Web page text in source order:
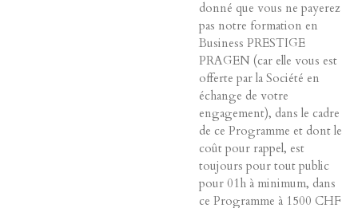
donné que vous ne payerez
pas notre formation en
Business PRESTIGE
PRAGEN (car elle vous est
offerte par la Société en
échange de votre
engagement), dans le cadre
de ce Programme et dont le
coût pour rappel, est
toujours pour tout public
pour 01h à minimum, dans
ce Programme à 1500 CHF